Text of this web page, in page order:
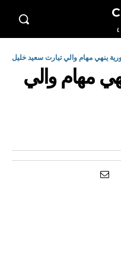
ينهي مهام والي تيارت سعيد خليل
مهام والي